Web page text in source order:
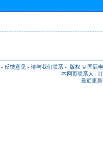
- 反馈意见 - 请与我们联系 - 版权 © 国际
本网页联系人 :
最近更